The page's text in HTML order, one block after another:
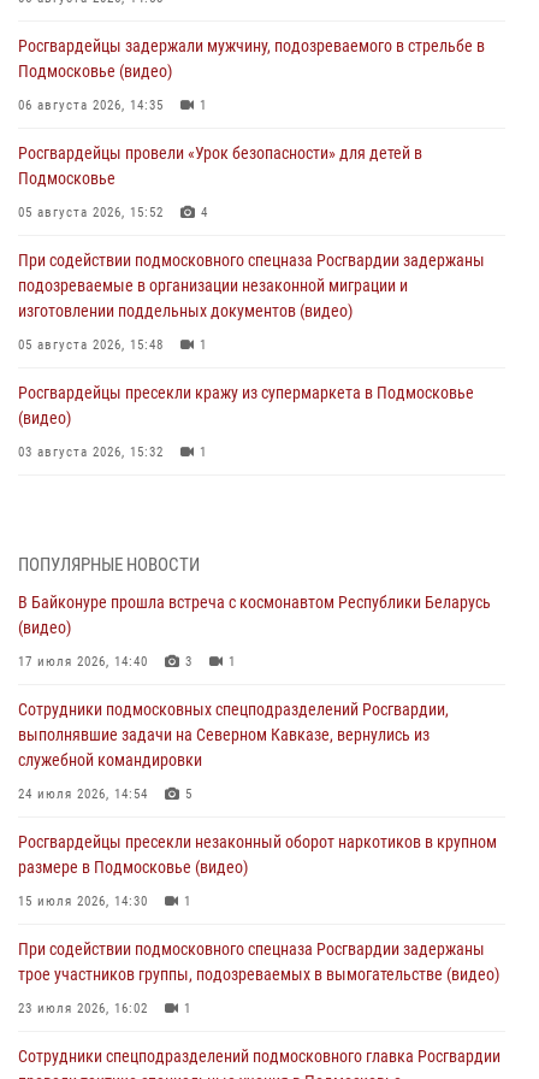
Росгвардейцы задержали мужчину, подозреваемого в стрельбе в
Подмосковье (видео)
06 августа 2026, 14:35 1
Росгвардейцы провели «Урок безопасности» для детей в
Подмосковье
05 августа 2026, 15:52 4
При содействии подмосковного спецназа Росгвардии задержаны
подозреваемые в организации незаконной миграции и
изготовлении поддельных документов (видео)
05 августа 2026, 15:48 1
Росгвардейцы пресекли кражу из супермаркета в Подмосковье
(видео)
03 августа 2026, 15:32 1
03 августа 2026, 15:08 1
В Подмосковье отметили годовщину со Дня образования ОМОН
«Пересвет»
02 августа 2026, 18:01
Офицер подмосковного главка Росгвардии стал гостем эфира
«Радио 1»
01 августа 2026, 17:57
крупную сумму в Подмосковье
31 июля 2026, 13:00
действиях в Подмосковье (видео)
31 июля 2026, 09:00
ПОПУЛЯРНЫЕ НОВОСТИ
В Байконуре прошла встреча с космонавтом Республики Беларусь
(видео)
17 июля 2026, 14:40 3 1
Сотрудники подмосковных спецподразделений Росгвардии,
выполнявшие задачи на Северном Кавказе, вернулись из
служебной командировки
24 июля 2026, 14:54 5
Росгвардейцы пресекли незаконный оборот наркотиков в крупном
размере в Подмосковье (видео)
15 июля 2026, 14:30 1
При содействии подмосковного спецназа Росгвардии задержаны
трое участников группы, подозреваемых в вымогательстве (видео)
23 июля 2026, 16:02 1
Сотрудники спецподразделений подмосковного главка Росгвардии